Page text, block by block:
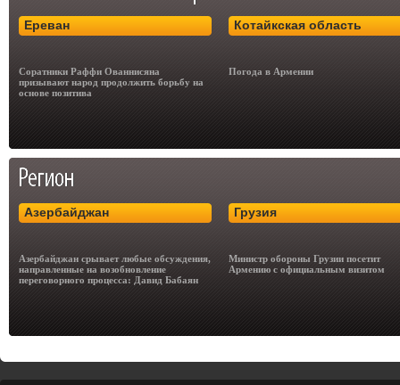
Ереван
Соратники Раффи Ованнисяна
призывают народ продолжить борьбу на
основе позитива
Котайкская область
Погода в Армении
Азербайджан
Азербайджан срывает любые обсуждения,
направленные на возобновление
переговорного процесса: Давид Бабаян
Грузия
Министр обороны Грузии посетит
Армению с официальным визитом